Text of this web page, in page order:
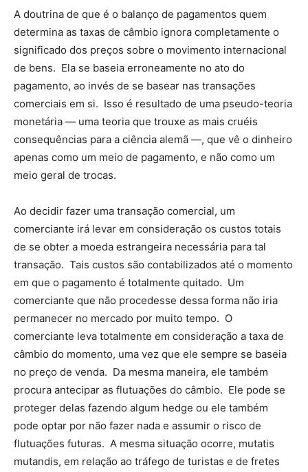
A doutrina de que é o balanço de pagamentos quem
determina as taxas de câmbio ignora completamente o
significado dos preços sobre o movimento internacional
de bens. Ela se baseia erroneamente no ato do
pagamento, ao invés de se basear nas transações
comerciais em si. Isso é resultado de uma pseudo-teoria
monetária — uma teoria que trouxe as mais cruéis
consequências para a ciência alemã —, que vê o dinheiro
apenas como um meio de pagamento, e não como um
meio geral de trocas.
Ao decidir fazer uma transação comercial, um
comerciante irá levar em consideração os custos totais
de se obter a moeda estrangeira necessária para tal
transação. Tais custos são contabilizados até o momento
em que o pagamento é totalmente quitado. Um
comerciante que não procedesse dessa forma não iria
permanecer no mercado por muito tempo. O
comerciante leva totalmente em consideração a taxa de
câmbio do momento, uma vez que ele sempre se baseia
no preço de venda. Da mesma maneira, ele também
procura antecipar as flutuações do câmbio. Ele pode se
proteger delas fazendo algum hedge ou ele também
pode optar por não fazer nada e assumir o risco de
flutuações futuras. A mesma situação ocorre, mutatis
mutandis, em relação ao tráfego de turistas e de fretes